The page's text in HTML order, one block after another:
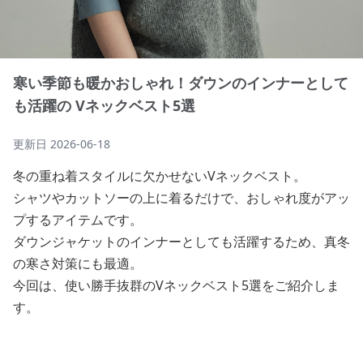
寒い季節も暖かおしゃれ！ダウンのインナーとして
も活躍の Vネックベスト5選
更新日 2026-06-18
冬の重ね着スタイルに欠かせないVネックベスト。
シャツやカットソーの上に着るだけで、おしゃれ度がアッ
プするアイテムです。
ダウンジャケットのインナーとしても活躍するため、真冬
の寒さ対策にも最適。
今回は、使い勝手抜群のVネックベスト5選をご紹介しま
す。